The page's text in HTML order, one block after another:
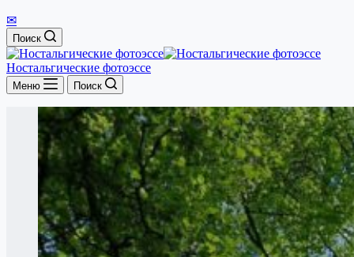
✉
Поиск
Ностальгические фотоэссе
Меню Поиск